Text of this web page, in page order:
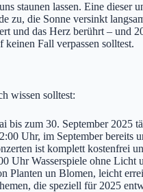
staunen lassen. Eine
zu, die Sonne versinkt
und das Herz berührt –
Fall verpassen solltest.
wissen solltest:
bis zum 30. September 2025
Uhr, im September bereits
ist komplett kostenfrei
Uhr Wasserspiele ohne Licht
Planten un Blomen, leicht
die speziell für 2025